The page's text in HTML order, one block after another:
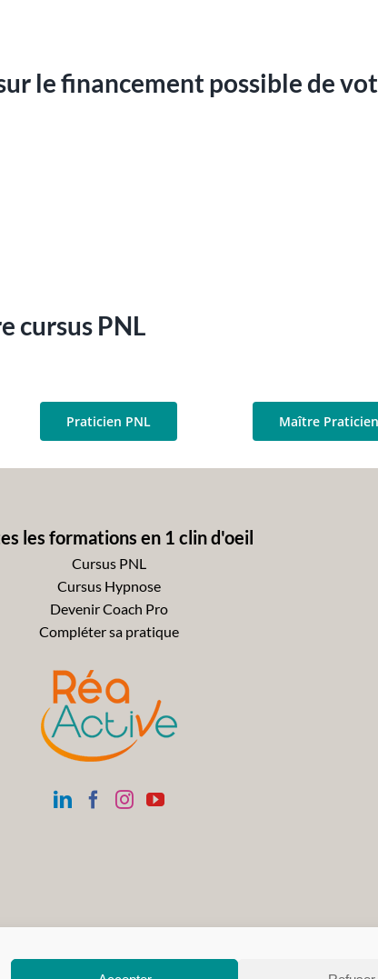
le financement possible de
cursus PNL
Praticien PNL Maître
les formations en 1 clin d'oeil
Cursus PNL
Cursus Hypnose
Devenir Coach Pro
Compléter sa pratique